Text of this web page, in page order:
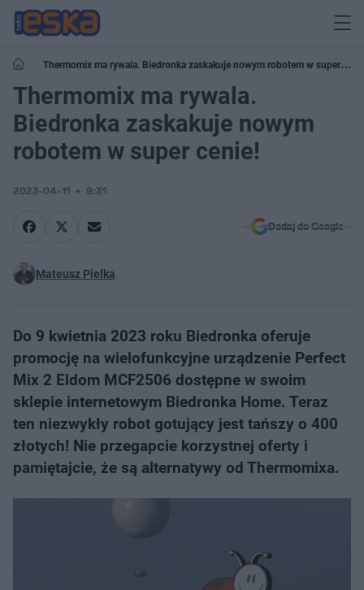
Thermomix ma rywala. Biedronka zaskakuje nowym robotem w super
cenie!
Thermomix ma rywala.
Biedronka zaskakuje nowym
robotem w super cenie!
2023-04-11 9:31
Dodaj do Google
Mateusz Pielka
Do 9 kwietnia 2023 roku Biedronka oferuje
promocję na wielofunkcyjne urządzenie Perfect
Mix 2 Eldom MCF2506 dostępne w swoim
sklepie internetowym Biedronka Home. Teraz
ten niezwykły robot gotujący jest tańszy o 400
złotych! Nie przegapcie korzystnej oferty i
pamiętajcie, że są alternatywy od Thermomixa.